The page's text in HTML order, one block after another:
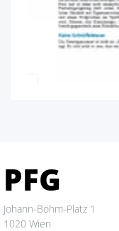
PFG
Johann-Böhm-Platz 1
1020 Wien